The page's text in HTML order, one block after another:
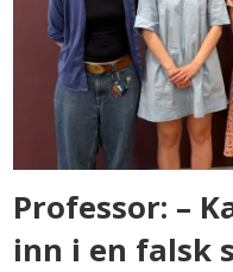
Professor: –
inn i en falsk